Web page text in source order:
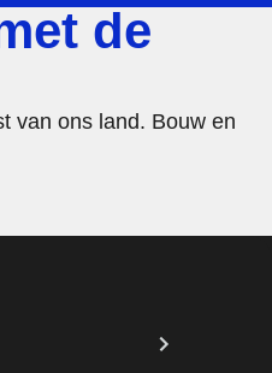
de
van ons land. Bouw en